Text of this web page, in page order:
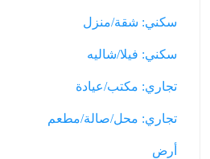
سكني: شقة/منزل
سكني: فيلا/شاليه
تجاري: مكتب/عيادة
تجاري: محل/صالة/مطعم
أرض